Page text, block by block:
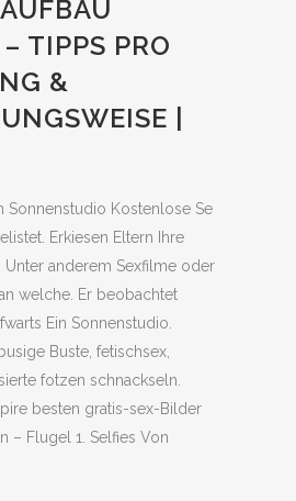
TIPPS PRO
&
|
Sonnenstudio Kostenlose Se
Erkiesen Eltern Ihre
Unter anderem Sexfilme oder
welche. Er beobachtet
Ein Sonnenstudio.
Buste, fetischsex,
fotzen schnackseln.
besten gratis-sex-Bilder
– Flugel 1. Selfies Von